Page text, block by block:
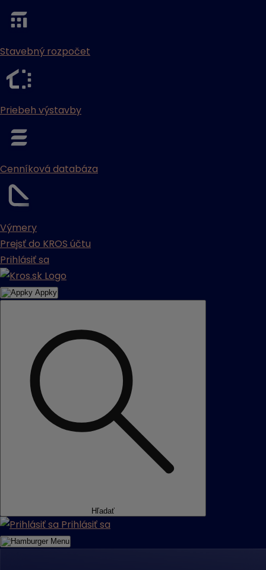
Stavebný rozpočet
Priebeh výstavby
Cenníková databáza
Výmery
Prejsť do KROS účtu
Prihlásiť sa
Appky
Hľadať
Prihlásiť sa
Menu